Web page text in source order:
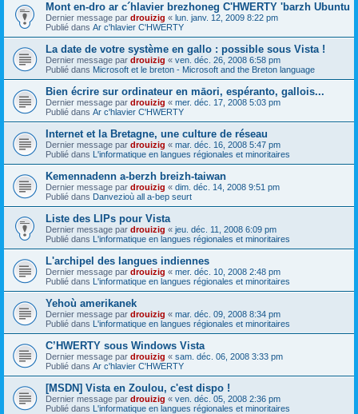
Mont en-dro ar c´hlavier brezhoneg C'HWERTY 'barzh Ubuntu
Dernier message par drouizig « lun. janv. 12, 2009 8:22 pm
Publié dans Ar c'hlavier C'HWERTY
La date de votre système en gallo : possible sous Vista !
Dernier message par drouizig « ven. déc. 26, 2008 6:58 pm
Publié dans Microsoft et le breton - Microsoft and the Breton language
Bien écrire sur ordinateur en māori, espéranto, gallois...
Dernier message par drouizig « mer. déc. 17, 2008 5:03 pm
Publié dans Ar c'hlavier C'HWERTY
Internet et la Bretagne, une culture de réseau
Dernier message par drouizig « mar. déc. 16, 2008 5:47 pm
Publié dans L'informatique en langues régionales et minoritaires
Kemennadenn a-berzh breizh-taiwan
Dernier message par drouizig « dim. déc. 14, 2008 9:51 pm
Publié dans Danvezioù all a-bep seurt
Liste des LIPs pour Vista
Dernier message par drouizig « jeu. déc. 11, 2008 6:09 pm
Publié dans L'informatique en langues régionales et minoritaires
L'archipel des langues indiennes
Dernier message par drouizig « mer. déc. 10, 2008 2:48 pm
Publié dans L'informatique en langues régionales et minoritaires
Yehoù amerikanek
Dernier message par drouizig « mar. déc. 09, 2008 8:34 pm
Publié dans L'informatique en langues régionales et minoritaires
C’HWERTY sous Windows Vista
Dernier message par drouizig « sam. déc. 06, 2008 3:33 pm
Publié dans Ar c'hlavier C'HWERTY
[MSDN] Vista en Zoulou, c'est dispo !
Dernier message par drouizig « ven. déc. 05, 2008 2:36 pm
Publié dans L'informatique en langues régionales et minoritaires